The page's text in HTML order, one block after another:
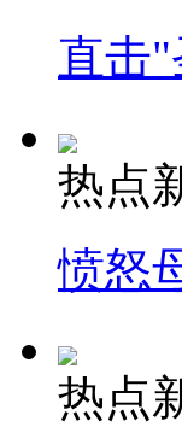
直击
热点
愤怒
热点